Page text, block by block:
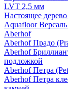
LVT 2,5 мм
Настоящее
Aquafloor
Aberhof
Aberhof Прадо
Aberhof
подложкой
Aberhof Петра
Aberhof Петра